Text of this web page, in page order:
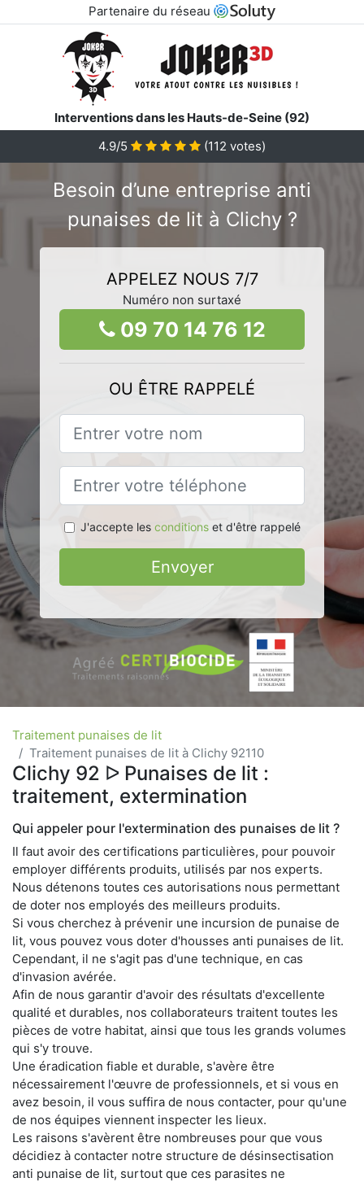
Partenaire du réseau
Interventions dans les Hauts-de-Seine (92)
4.9/5
(112 votes)
Besoin d’une entreprise anti
punaises de lit à Clichy ?
APPELEZ NOUS 7/7
Numéro non surtaxé
09 70 14 76 12
OU ÊTRE RAPPELÉ
J'accepte les conditionset d'être rappelé
Envoyer
Traitement punaises de lit
Traitement punaises de lit à Clichy 92110
Clichy 92 ᐅ Punaises de lit :
traitement, extermination
Qui appeler pour l'extermination des punaises de lit ?
Il faut avoir des certifications particulières, pour pouvoir
employer différents produits, utilisés par nos experts.
Nous détenons toutes ces autorisations nous permettant
de doter nos employés des meilleurs produits.
Si vous cherchez à prévenir une incursion de punaise de
lit, vous pouvez vous doter d'housses anti punaises de lit.
Cependant, il ne s'agit pas d'une technique, en cas
d'invasion avérée.
Afin de nous garantir d'avoir des résultats d'excellente
qualité et durables, nos collaborateurs traitent toutes les
pièces de votre habitat, ainsi que tous les grands volumes
qui s'y trouve.
Une éradication fiable et durable, s'avère être
nécessairement l'œuvre de professionnels, et si vous en
avez besoin, il vous suffira de nous contacter, pour qu'une
de nos équipes viennent inspecter les lieux.
Les raisons s'avèrent être nombreuses pour que vous
décidiez à contacter notre structure de désinsectisation
anti punaise de lit, surtout que ces parasites ne